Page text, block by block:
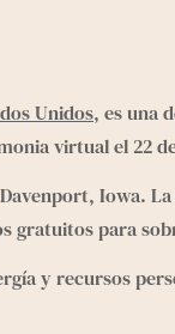
Unidos, es una
virtual el 22
Iowa.
gratuitos para
y recursos